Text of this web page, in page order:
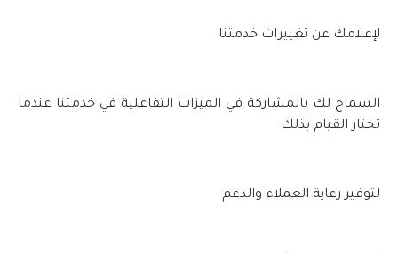
لإعلامك عن تغييرات خدمتنا
السماح لك بالمشاركة في الميزات التفاعلية في خدمتنا عندما
تختار القيام بذلك
لتوفير رعاية العملاء والدعم